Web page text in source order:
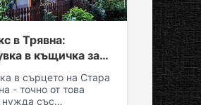
в Трявна:
в къщичка за
души
в сърцето на Стара
- точно от това
нужда със